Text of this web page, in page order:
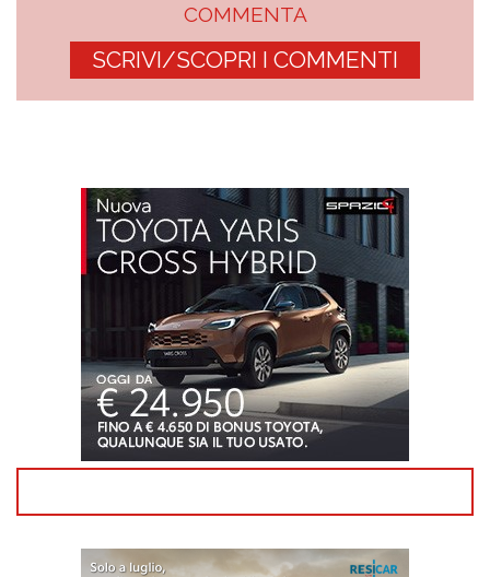
COMMENTA
SCRIVI/SCOPRI I COMMENTI